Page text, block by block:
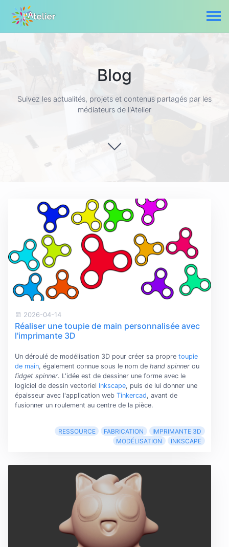
Blog
Suivez les actualités, projets et contenus partagés par les
médiateurs de l'Atelier
2026-04-14
Réaliser une toupie de main personnalisée avec
l'imprimante 3D
Un déroulé de modélisation 3D pour créer sa propre toupie
de main, également connue sous le nom de hand spinnerou
fidget spinner. L'idée est de dessiner une forme avec le
logiciel de dessin vectoriel Inkscape, puis de lui donner une
épaisseur avec l'application web Tinkercad, avant de
fusionner un roulement au centre de la pièce.
RESSOURCE FABRICATION
IMPRIMANTE 3D
MODÉLISATION
INKSCAPE